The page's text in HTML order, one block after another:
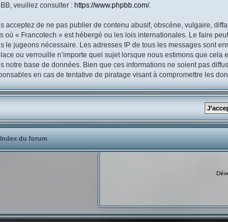
veuillez consulter : https://www.phpbb.com/.
acceptez de ne pas publier de contenu abusif, obscène, vulgaire,
où « Francotech » est hébergé ou les lois internationales. Le faire
le jugeons nécessaire. Les adresses IP de tous les messages sont
ou verrouille n’importe quel sujet lorsque nous estimons que
notre base de données. Bien que ces informations ne soient pas
en cas de tentative de piratage visant à compromettre les
Index du forum